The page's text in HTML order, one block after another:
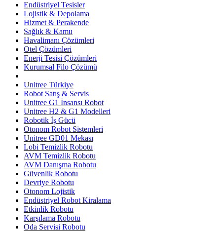
Endüstriyel Tesisler
Lojistik & Depolama
Hizmet & Perakende
Sağlık & Kamu
Havalimanı Çözümleri
Otel Çözümleri
Enerji Tesisi Çözümleri
Kurumsal Filo Çözümü
Unitree Türkiye
Robot Satış & Servis
Unitree G1 İnsansı Robot
Unitree H2 & G1 Modelleri
Robotik İş Gücü
Otonom Robot Sistemleri
Unitree GD01 Mekası
Lobi Temizlik Robotu
AVM Temizlik Robotu
AVM Danışma Robotu
Güvenlik Robotu
Devriye Robotu
Otonom Lojistik
Endüstriyel Robot Kiralama
Etkinlik Robotu
Karşılama Robotu
Oda Servisi Robotu